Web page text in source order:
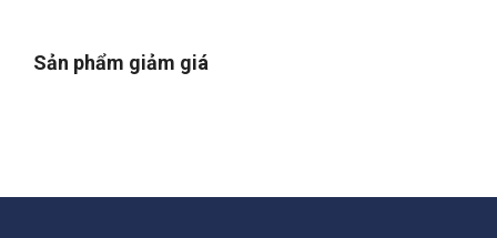
Sản phẩm giảm giá